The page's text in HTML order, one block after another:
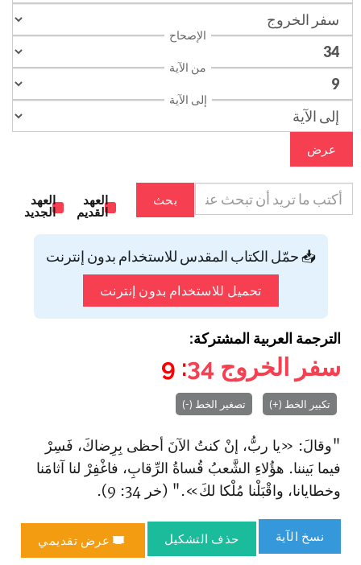
الإصحاح
من الآية
إلى الآية
عرض
بحث
العهد
القديم
العهد
الجديد
📥 حمّل الكتاب المقدس للاستخدام بدون إنترنت
تحميل للاستخدام بدون إنترنت
الترجمة العربية المشتركة:
سفر الخروج 34
: 9
تكبير الخط (+) تصغير الخط (-)
"وقالَ: «يا ربُّ، إنْ كنتُ الآنَ أحظى بِرِضاكَ، فَسِرْ
فيما بَيننا. هؤُلاءِ الشَّعبُ قُساةُ الرِّقابِ، فا‏غْفِرْ لنا آثامَنا
وخطايانا، وا‏قْبَلْنا مُلْكا لكَ»." (خر 34: 9).
نسخ الآية حذف التشكيل عرض تقديمي